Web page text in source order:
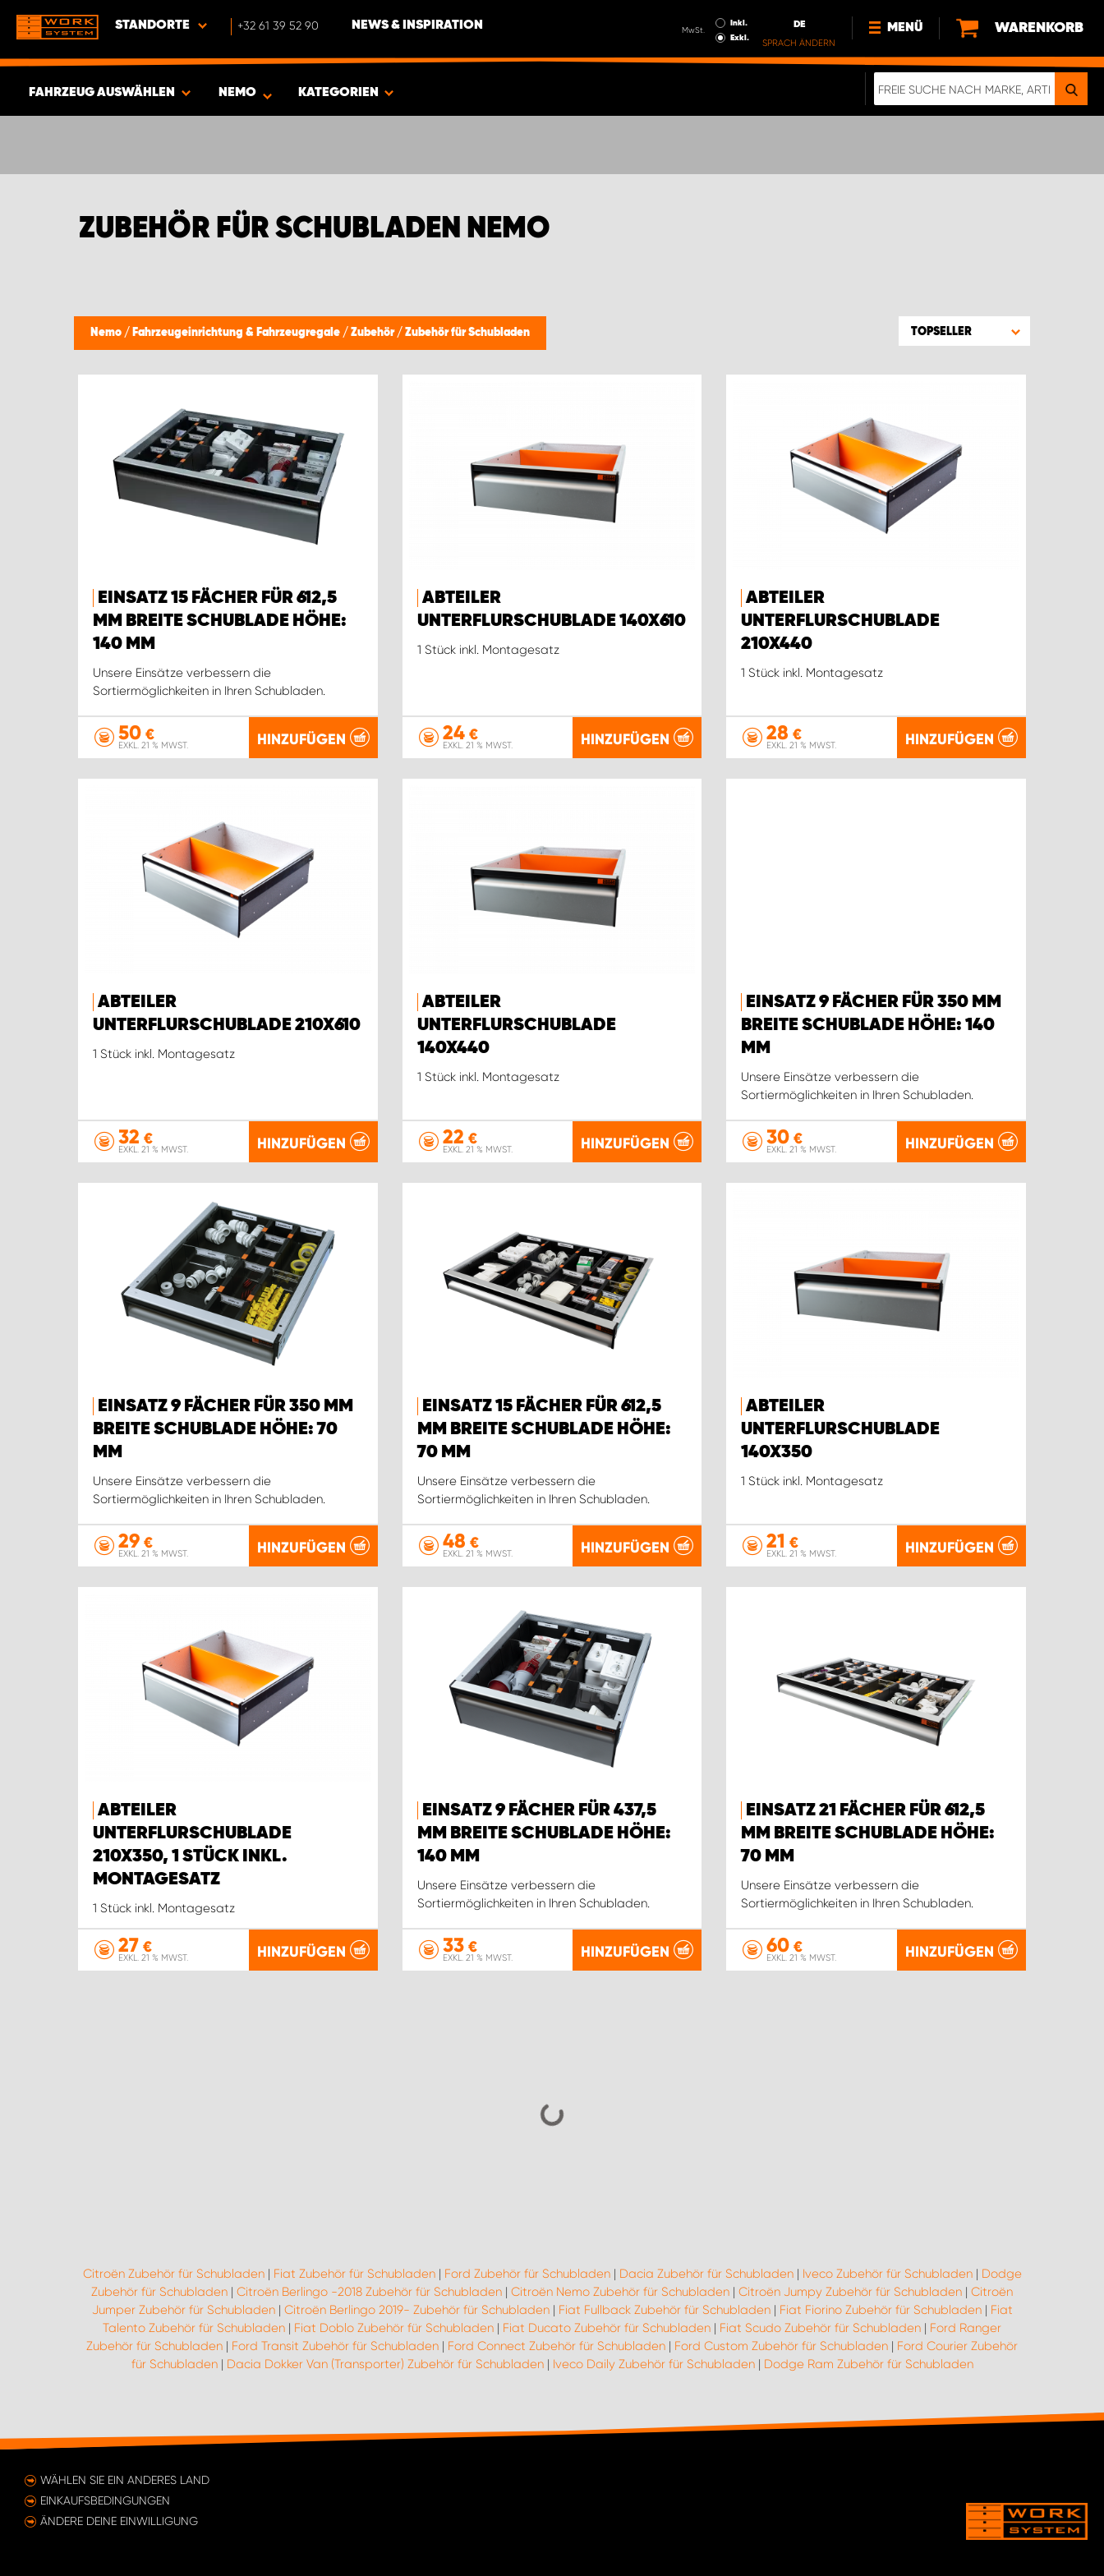
STANDORTE +32 61 39 52 90 NEWS & INSPIRATION MwSt.
Inkl.
Exkl.
DE
SPRACH ÄNDERN
MENÜ
NEWS
WARENKORB
FAHRZEUG AUSWÄHLEN
ARTIKEL
NEMO KATEGORIEN
ZUBEHÖR FÜR SCHUBLADEN NEMO
Nemo / Fahrzeugeinrichtung & Fahrzeugregale / Zubehör / Zubehör für Schubladen TOPSELLER
EINSATZ 15 FÄCHER FÜR 612,5
MM BREITE SCHUBLADE HÖHE:
140 MM
Unsere Einsätze verbessern die
Sortiermöglichkeiten in Ihren Schubladen.
50 €
EXKL. 21 % MWST. HINZUFÜGEN
ABTEILER
UNTERFLURSCHUBLADE 140X610
1 Stück inkl. Montagesatz
24€
EXKL. 21 % MWST. HINZUFÜGEN
ABTEILER
UNTERFLURSCHUBLADE
210X440
1 Stück inkl. Montagesatz
28 €
EXKL. 21 % MWST. HINZUFÜGEN
ABTEILER
UNTERFLURSCHUBLADE 210X610
1 Stück inkl. Montagesatz
32 €
EXKL. 21 % MWST. HINZUFÜGEN
ABTEILER
UNTERFLURSCHUBLADE
140X440
1 Stück inkl. Montagesatz
22 €
EXKL. 21 % MWST. HINZUFÜGEN
EINSATZ 9 FÄCHER FÜR 350 MM
BREITE SCHUBLADE HÖHE: 140
MM
Unsere Einsätze verbessern die
Sortiermöglichkeiten in Ihren Schubladen.
30 €
EXKL. 21 % MWST. HINZUFÜGEN
EINSATZ 9 FÄCHER FÜR 350 MM
BREITE SCHUBLADE HÖHE: 70
MM
Unsere Einsätze verbessern die
Sortiermöglichkeiten in Ihren Schubladen.
29 €
EXKL. 21 % MWST. HINZUFÜGEN
EINSATZ 15 FÄCHER FÜR 612,5
MM BREITE SCHUBLADE HÖHE:
70 MM
Unsere Einsätze verbessern die
Sortiermöglichkeiten in Ihren Schubladen.
48 €
EXKL. 21 % MWST. HINZUFÜGEN
ABTEILER
UNTERFLURSCHUBLADE
140X350
1 Stück inkl. Montagesatz
21 €
EXKL. 21 % MWST. HINZUFÜGEN
ABTEILER
UNTERFLURSCHUBLADE
210X350, 1 STÜCK INKL.
MONTAGESATZ
1 Stück inkl. Montagesatz
27 €
EXKL. 21 % MWST. HINZUFÜGEN
EINSATZ 9 FÄCHER FÜR 437,5
MM BREITE SCHUBLADE HÖHE:
140 MM
Unsere Einsätze verbessern die
Sortiermöglichkeiten in Ihren Schubladen.
33€
EXKL. 21 % MWST. HINZUFÜGEN
EINSATZ 21 FÄCHER FÜR 612,5
MM BREITE SCHUBLADE HÖHE:
70 MM
Unsere Einsätze verbessern die
Sortiermöglichkeiten in Ihren Schubladen.
60 €
EXKL. 21 % MWST. HINZUFÜGEN
Citroën Zubehör für Schubladen| Fiat Zubehör für Schubladen| Ford Zubehör für Schubladen| Dacia Zubehör für Schubladen| Iveco Zubehör für Schubladen| Dodge
Zubehör für Schubladen | Citroën Berlingo -2018 Zubehör für Schubladen | Citroën Nemo Zubehör für Schubladen | Citroën Jumpy Zubehör für Schubladen | Citroën
Jumper Zubehör für Schubladen| Citroën Berlingo 2019- Zubehör für Schubladen| Fiat Fullback Zubehör für Schubladen| Fiat Fiorino Zubehör für Schubladen| Fiat
Talento Zubehör für Schubladen | Fiat Doblo Zubehör für Schubladen | Fiat Ducato Zubehör für Schubladen | Fiat Scudo Zubehör für Schubladen | Ford Ranger
Zubehör für Schubladen | Ford Transit Zubehör für Schubladen | Ford Connect Zubehör für Schubladen | Ford Custom Zubehör für Schubladen | Ford Courier Zubehör
für Schubladen| Dacia Dokker Van (Transporter) Zubehör für Schubladen| Iveco Daily Zubehör für Schubladen| Dodge Ram Zubehör für Schubladen
WÄHLEN SIE EIN ANDERES LAND
EINKAUFSBEDINGUNGEN
ÄNDERE DEINE EINWILLIGUNG